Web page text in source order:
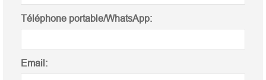
Téléphone portable/WhatsApp:
Email: